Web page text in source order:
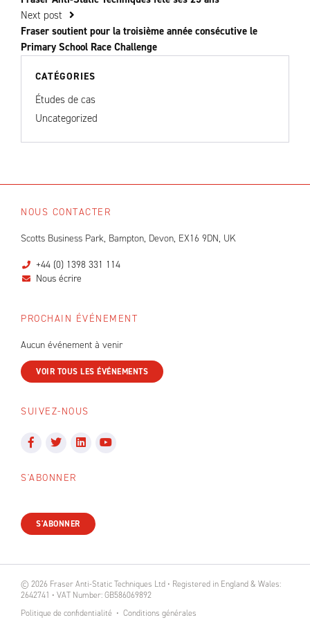
Next post
Fraser soutient pour la troisième année consécutive le
Primary School Race Challenge
CATÉGORIES
Études de cas
Uncategorized
NOUS CONTACTER
Scotts Business Park, Bampton, Devon, EX16 9DN, UK
+44 (0) 1398 331 114
Nous écrire
PROCHAIN ÉVÉNEMENT
Aucun événement à venir
VOIR TOUS LES ÉVÉNEMENTS
SUIVEZ-NOUS
S'ABONNER
S'ABONNER
© 2026 Fraser Anti-Static Techniques Ltd • Registered in England & Wales:
2642741 • VAT Number: GB586069892
Politique de confidentialité
Conditions générales